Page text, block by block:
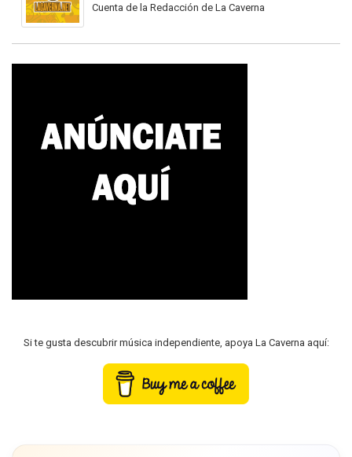
Cuenta de la Redacción de La Caverna
Si te gusta descubrir música independiente, apoya La Caverna aquí: